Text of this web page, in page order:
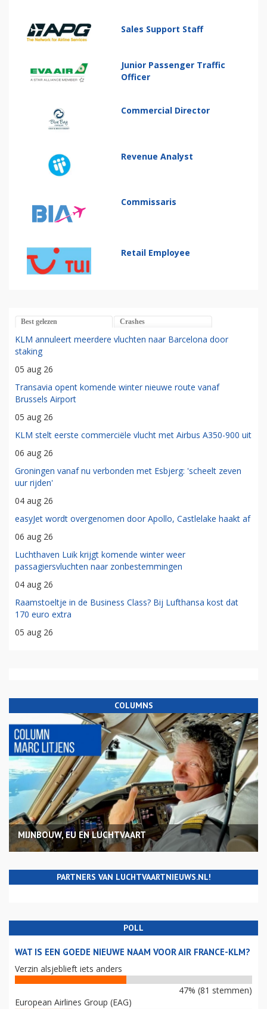
Sales Support Staff
Junior Passenger Traffic
Officer
Commercial Director
Revenue Analyst
Commissaris
Retail Employee
Best gelezen Crashes
KLM annuleert meerdere vluchten naar Barcelona door
staking
05 aug 26
Transavia opent komende winter nieuwe route vanaf
Brussels Airport
05 aug 26
KLM stelt eerste commerciële vlucht met Airbus A350-900 uit
06 aug 26
Groningen vanaf nu verbonden met Esbjerg: 'scheelt zeven
uur rijden'
04 aug 26
easyJet wordt overgenomen door Apollo, Castlelake haakt af
06 aug 26
Luchthaven Luik krijgt komende winter weer
passagiersvluchten naar zonbestemmingen
04 aug 26
Raamstoeltje in de Business Class? Bij Lufthansa kost dat
170 euro extra
05 aug 26
COLUMNS
MIJNBOUW, EU EN LUCHTVAART
PARTNERS VAN LUCHTVAARTNIEUWS.NL!
POLL
WAT IS EEN GOEDE NIEUWE NAAM VOOR AIR FRANCE-KLM?
Verzin alsjeblieft iets anders
47% (81 stemmen)
European Airlines Group (EAG)